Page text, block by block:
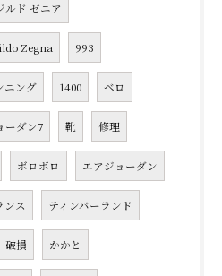
ルド ゼニア
Zegna 993
ニング 1400 ベロ
ーダン7 靴 修理
ボロボロ エアジョーダン
ンス ティンバーランド
破損 かかと